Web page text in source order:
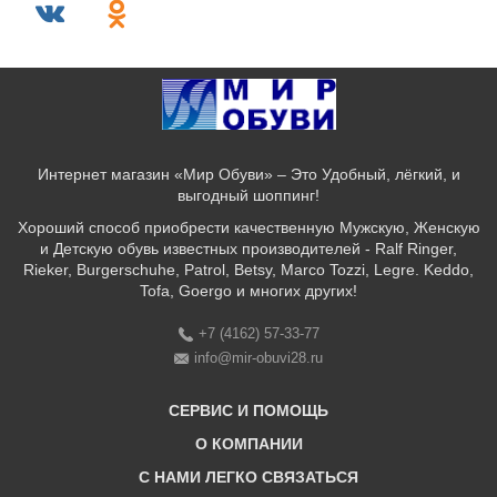
Интернет магазин «Мир Обуви» – Это Удобный, лёгкий, и
выгодный шоппинг!
Хороший способ приобрести качественную Мужскую, Женскую
и Детскую обувь известных производителей - Ralf Ringer,
Rieker, Burgerschuhe, Patrol, Betsy, Marco Tozzi, Legre. Keddo,
Tofa, Goergo и многих других!
+7 (4162) 57-33-77
info@mir-obuvi28.ru
СЕРВИС И ПОМОЩЬ
Бонусная программа
О КОМПАНИИ
C НАМИ ЛЕГКО СВЯЗАТЬСЯ